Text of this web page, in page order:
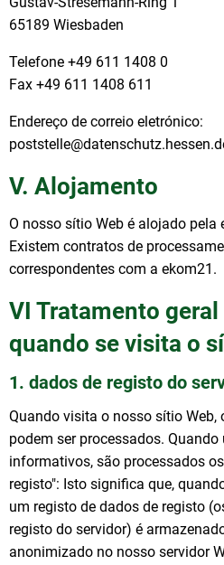
65189 Wiesbaden
Telefone +49 611 1408 0
Fax +49 611 1408 611
Endereço de correio eletrónico:
V. Alojamento
O nosso sítio Web é alojado pela
Existem contratos de
correspondentes com a ekom21.
VI Tratamento
quando se visita o
1. dados de registo do
Quando visita o nosso sítio Web,
podem ser processados.
informativos, são processados
registo": Isto significa que,
um registo de dados de registo
registo do servidor) é
anonimizado no nosso servidor